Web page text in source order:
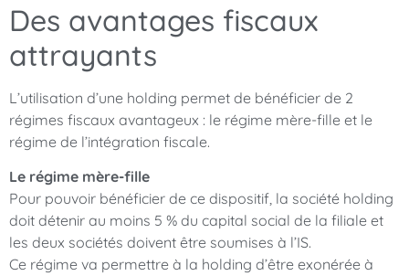
Des avantages fiscaux
attrayants
L’utilisation d’une holding permet de bénéficier de 2
régimes fiscaux avantageux : le régime mère-fille et le
régime de l’intégration fiscale.
Le régime mère-fille
Pour pouvoir bénéficier de ce dispositif, la société holding
doit détenir au moins 5 % du capital social de la filiale et
les deux sociétés doivent être soumises à l’IS.
Ce régime va permettre à la holding d’être exonérée à